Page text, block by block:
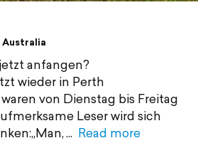
Australia
anfangen?
wieder in Perth
von Dienstag bis Freitag
Leser wird sich
Read more